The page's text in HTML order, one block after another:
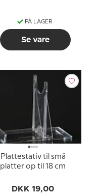
PÅ LAGER
Se vare
Plattestativ til små
platter op til 18 cm
DKK 19,00